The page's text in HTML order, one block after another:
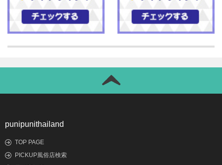
punipunithailand
TOP PAGE
PICKUP風俗店検索